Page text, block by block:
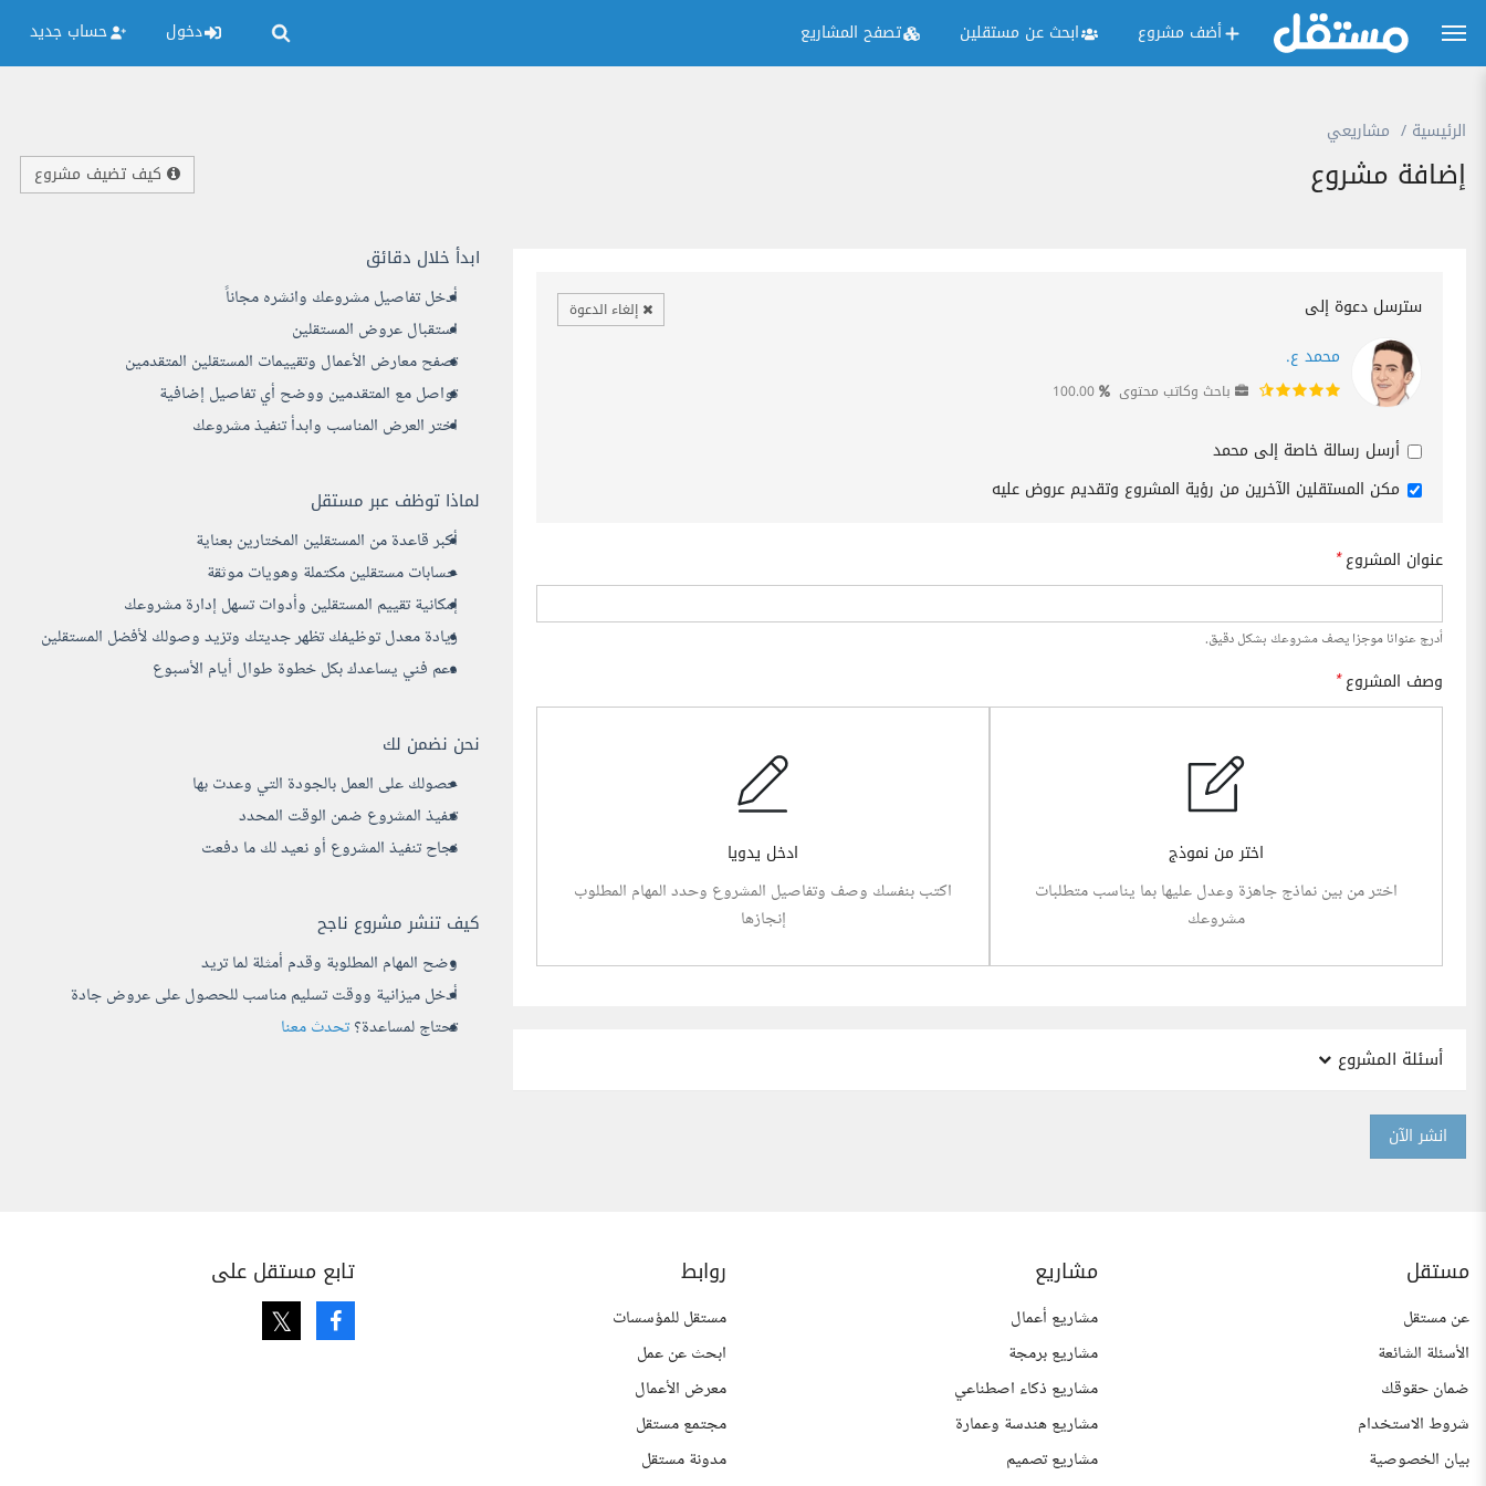
أضف مشروع ابحث عن مستقلين تصفح المشاريع دخول حساب جديد
الرئيسية مشاريعي
إضافة مشروع كيف تضيف مشروع
ابدأ خلال دقائق
أدخل تفاصيل مشروعك وانشره مجاناً
استقبال عروض المستقلين
تصفح معارض الأعمال وتقييمات المستقلين المتقدمين
تواصل مع المتقدمين ووضح أي تفاصيل إضافية
اختر العرض المناسب وابدأ تنفيذ مشروعك
لماذا توظف عبر مستقل
أكبر قاعدة من المستقلين المختارين بعناية
حسابات مستقلين مكتملة وهويات موثقة
إمكانية تقييم المستقلين وأدوات تسهل إدارة مشروعك
زيادة معدل توظيفك تظهر جديتك وتزيد وصولك لأفضل المستقلين
دعم فني يساعدك بكل خطوة طوال أيام الأسبوع
نحن نضمن لك
حصولك على العمل بالجودة التي وعدت بها
تنفيذ المشروع ضمن الوقت المحدد
نجاح تنفيذ المشروع أو نعيد لك ما دفعت
كيف تنشر مشروع ناجح
وضح المهام المطلوبة وقدم أمثلة لما تريد
أدخل ميزانية ووقت تسليم مناسب للحصول على عروض جادة
تحتاج لمساعدة؟تحدث معنا
سترسل دعوة إلى إلغاء الدعوة
محمد ع.
باحث وكاتب محتوى
أرسل رسالة خاصة إلى محمد
مكن المستقلين الآخرين من رؤية المشروع وتقديم عروض عليه
عنوان المشروع*
أدرج عنوانا موجزا يصف مشروعك بشكل دقيق.
وصف المشروع*
اختر من نموذج
اختر من بين نماذج جاهزة وعدل عليها بما يناسب متطلبات
مشروعك
ادخل يدويا
اكتب بنفسك وصف وتفاصيل المشروع وحدد المهام المطلوب
إنجازها
أسئلة المشروع
انشر الآن
مستقل
عن مستقل
الأسئلة الشائعة
ضمان حقوقك
شروط الاستخدام
بيان الخصوصية
مشاريع
مشاريع أعمال
مشاريع برمجة
مشاريع ذكاء اصطناعي
مشاريع هندسة وعمارة
مشاريع تصميم
روابط
مستقل للمؤسسات
ابحث عن عمل
معرض الأعمال
مجتمع مستقل
مدونة مستقل
تابع مستقل على
Facebook
Twitter